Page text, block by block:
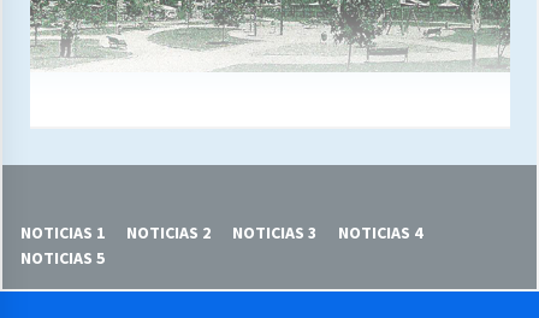
NOTICIAS 1 NOTICIAS 2 NOTICIAS 3
NOTICIAS 4
NOTICIAS 5